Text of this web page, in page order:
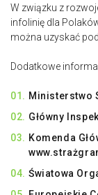
W związku z
infolinię dla
można uzyskać
Dodatkowe
Ministerstwo
Główny
Komenda
Światowa